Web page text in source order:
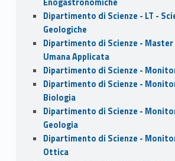
Dipartimento di Scienze - LT -
Geologiche
Dipartimento di Scienze -
Umana Applicata
Dipartimento di Scienze -
Dipartimento di Scienze -
Biologia
Dipartimento di Scienze -
Geologia
Dipartimento di Scienze -
Ottica